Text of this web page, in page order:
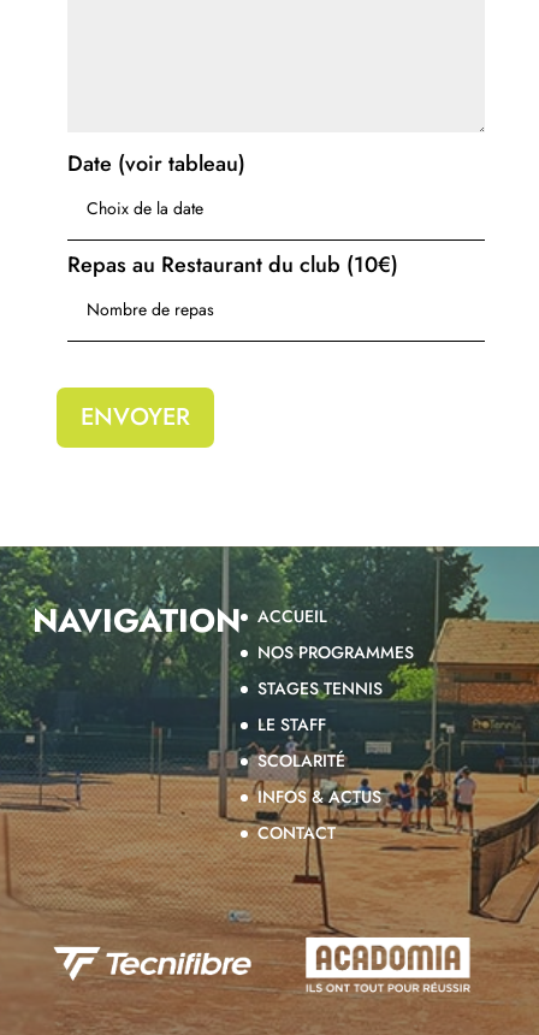
Date (voir tableau)
Repas au Restaurant du club (10€)
NAVIGATION
ACCUEIL
NOS PROGRAMMES
STAGES TENNIS
LE STAFF
SCOLARITÉ
INFOS & ACTUS
CONTACT